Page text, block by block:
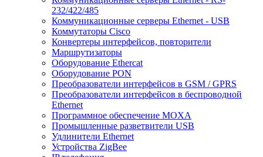
232/422/485
Коммуникационные серверы Ethernet - USB
Коммутаторы Cisco
Конвертеры интерфейсов, повторители
Маршрутизаторы
Оборудование Ethercat
Оборудование PON
Преобразователи интерфейсов в GSM / GPRS
Преобразователи интерфейсов в беспроводной
Ethernet
Программное обеспечение MOXA
Промышленные разветвители USB
Удлинители Ethernet
Устройства ZigBee